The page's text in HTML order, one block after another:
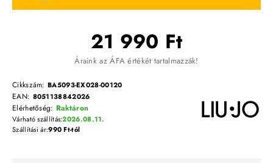
21 990 Ft
Áraink az ÁFA értékét tartalmazzák!
Cikkszám: BA5093-EX028-00120
EAN: 8051138842026
Elérhetőség: Raktáron
Várható szállítás:2026.08.11.
Szállítási ár:990 Ft-tól